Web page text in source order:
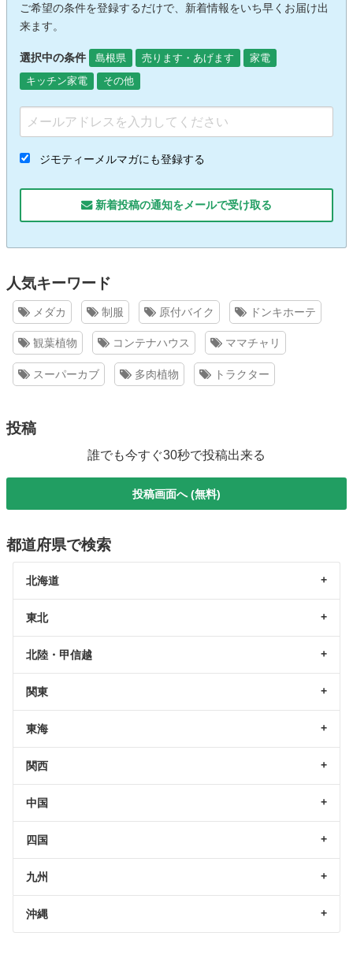
ご希望の条件を登録するだけで、新着情報をいち早くお届け出
来ます。
選択中の条件 島根県 売ります・あげます
家電
キッチン家電
その他
ジモティーメルマガにも登録する
新着投稿の通知をメールで受け取る
人気キーワード
メダカ 制服 原付バイク ドンキホーテ
観葉植物 コンテナハウス ママチャリ
スーパーカブ 多肉植物 トラクター
投稿
誰でも今すぐ30秒で投稿出来る
投稿画面へ (無料)
都道府県で検索
北海道
東北
北陸・甲信越
関東
東海
関西
中国
四国
九州
沖縄